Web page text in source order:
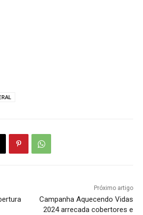
Próximo artigo
Campanha Aquecendo Vidas
2024 arrecada cobertores e